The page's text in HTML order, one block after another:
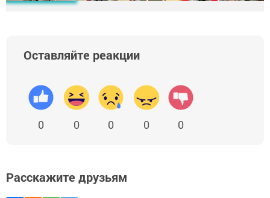
Оставляйте реакции
0 0 0 0 0
Расскажите друзьям